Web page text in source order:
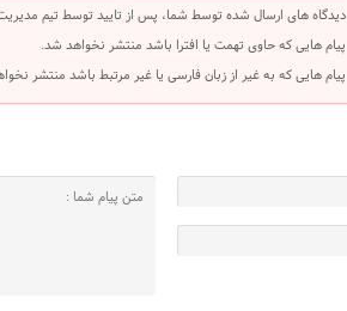
دیدگاه های ارسال شده توسط شما، پس از تایید توسط تیم
پیام هایی که حاوی تهمت یا افترا باشد منتشر نخواهد شد.
پیام هایی که به غیر از زبان فارسی یا غیر مرتبط باشد منتشر